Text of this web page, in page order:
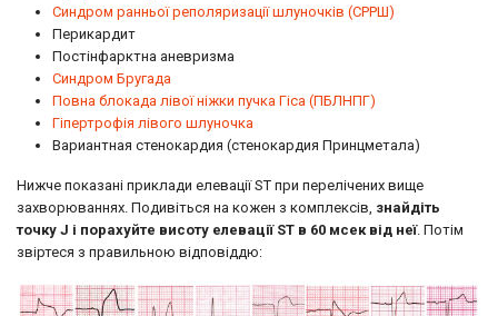
Синдром ранньої реполяризації шлуночків (СРРШ)
Перикардит
Постінфарктна аневризма
Синдром Бругада
Повна блокада лівої ніжки пучка Гіса (ПБЛНПГ)
Гіпертрофія лівого шлуночка
Вариантная стенокардия (стенокардия Принцметала)
Нижче показані приклади елевації ST при перелічених вище
захворюваннях. Подивіться на кожен з комплексів, знайдіть
точку J і порахуйте висоту елевації ST в 60 мсек від неї. Потім
звіртеся з правильною відповіддю: